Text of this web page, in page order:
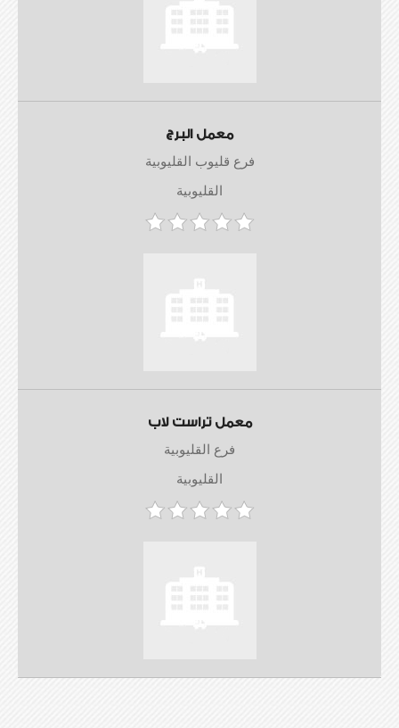
معمل البرج
فرع قليوب القليوبية
القليوبية
معمل تراست لاب
فرع القليوبية
القليوبية